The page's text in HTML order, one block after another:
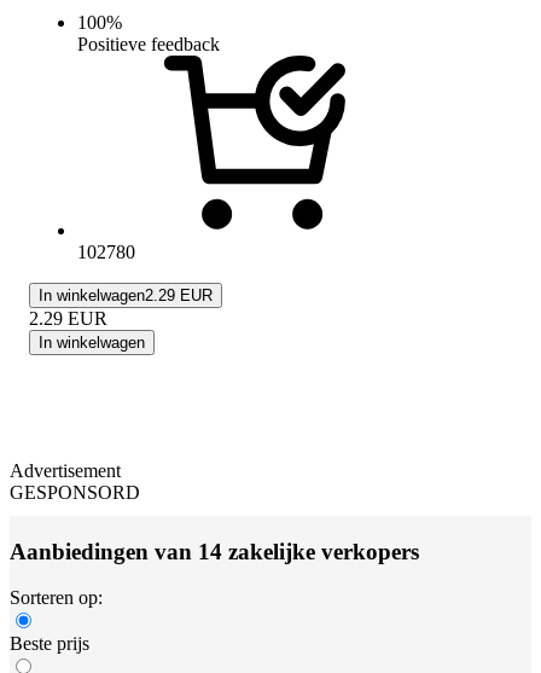
100%
Positieve feedback
102780
In winkelwagen2.29 EUR
2.29 EUR
In winkelwagen
Advertisement
GESPONSORD
Aanbiedingen van 14 zakelijke verkopers
Sorteren op:
Beste prijs